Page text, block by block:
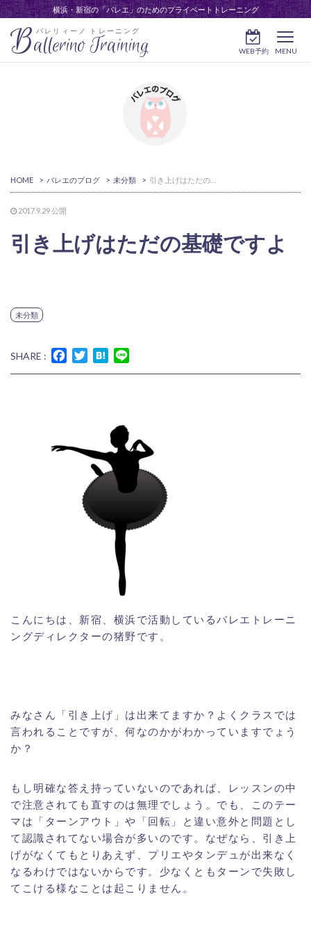
横浜・新宿の「バレエ」のためのプライベートトレーニング
バレリィーノ トレーニング
Ballerino Training MENU
WEB予約
HOME > バレエのブログ > 未分類 >
2017.9.29公開
引き上げはただの基礎ですよ
未分類
SHARE : FacebookTwitterHatena
こんにちは、新宿、横浜で活動しているバレエトレーニ
ングディレクターの猪野です。
みなさん「引き上げ」は出来てますか？よくクラスでは
言われることですが、何なのかがわかっていますでょう
か？
もし明確な答え持っていないのであれば、レッスンの中
で注意されても直すのは無理でしょう。でも、このテー
マは「ターンアウト」や「回転」と違い意外と問題とし
て認識されてない場合が多いのです。なぜなら、引き上
げがなくてもとりあえず、プリエやタンデュが出来なく
なるわけではないからです。少なくともターンで失敗し
てこける様なことは起こりません。